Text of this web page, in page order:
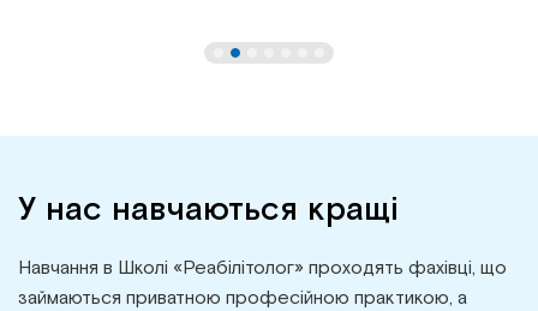
У нас навчаються кращі
Навчання в Школі «Реабілітолог» проходять фахівці, що
займаються приватною професійною практикою, а